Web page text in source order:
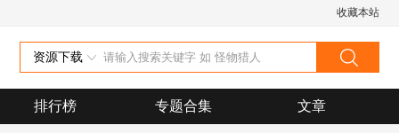
收藏本站
资源下载
排行榜 专题合集 文章